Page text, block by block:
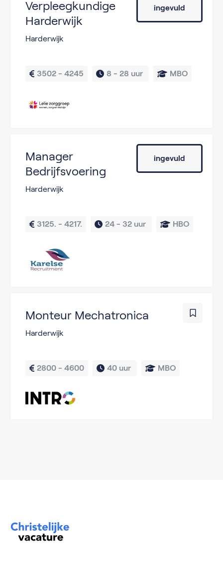
Verpleegkundige
Harderwijk
Harderwijk
3502 - 4245 8 - 28 uur MBO
ingevuld
Manager
Bedrijfsvoering
Harderwijk
3125. - 4217. 24 - 32 uur HBO
ingevuld
Monteur Mechatronica
Harderwijk
2800 - 4600 40 uur MBO